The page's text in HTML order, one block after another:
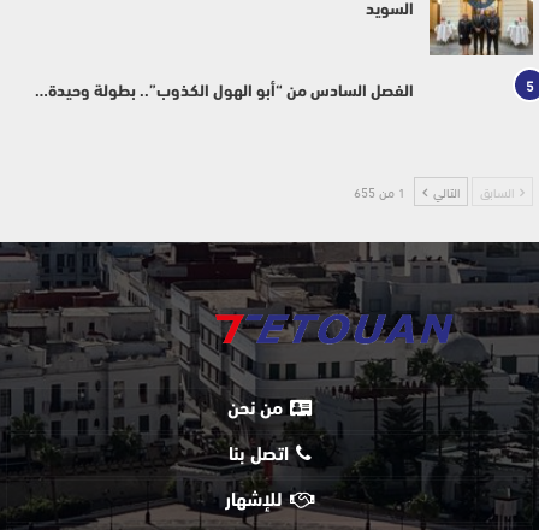
السويد
5 الفصل السادس من “أبو الهول الكذوب”.. بطولة وحيدة…
السابق التالي 1 من 655
من نحن
اتصل بنا
للإشهار